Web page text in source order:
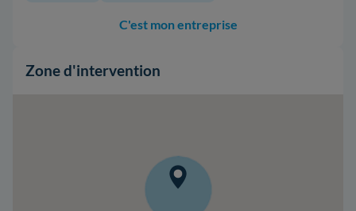
C'est mon entreprise
Zone d'intervention